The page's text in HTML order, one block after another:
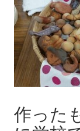
作った